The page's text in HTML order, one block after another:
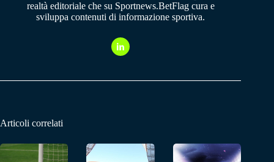
realtà editoriale che su Sportnews.BetFlag cura e
sviluppa contenuti di informazione sportiva.
Articoli correlati